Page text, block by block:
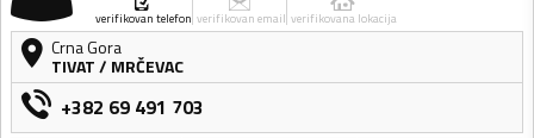
verifikovan telefon verifikovan email verifikovana lokacija
Crna Gora
TIVAT/ MRČEVAC
+382 69 491 703